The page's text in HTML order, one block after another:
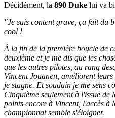
Décidément, la 890 Duke lui va
"Je suis content grave, ça fait du
cool !
À la fin de la première boucle de
deuxième et je me dis que les
que les autres pilotes, au rang
Vincent Jouanen, améliorent
je stagne. Et soudain je me sens
Cinquième seulement à l'issue de
points encore à Vincent, l'accès à
championnat semble s'éloigner.